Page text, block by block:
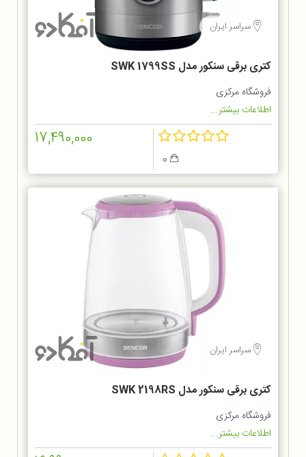
سراسر ایران
کتری برقی سنکور مدل SWK 1799SS
فروشگاه مرکزی
اطلاعات بیشتر...
17,490,000
سراسر ایران
کتری برقی سنکور مدل SWK 2198RS
فروشگاه مرکزی
اطلاعات بیشتر...